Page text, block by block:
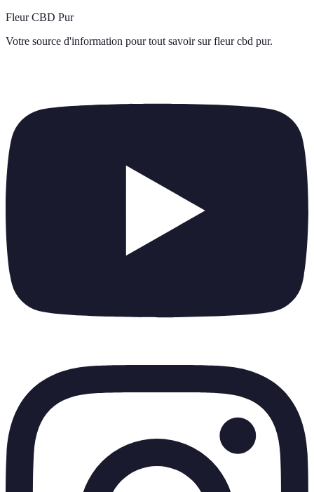
Fleur CBD Pur
Votre source d'information pour tout savoir sur fleur cbd pur.